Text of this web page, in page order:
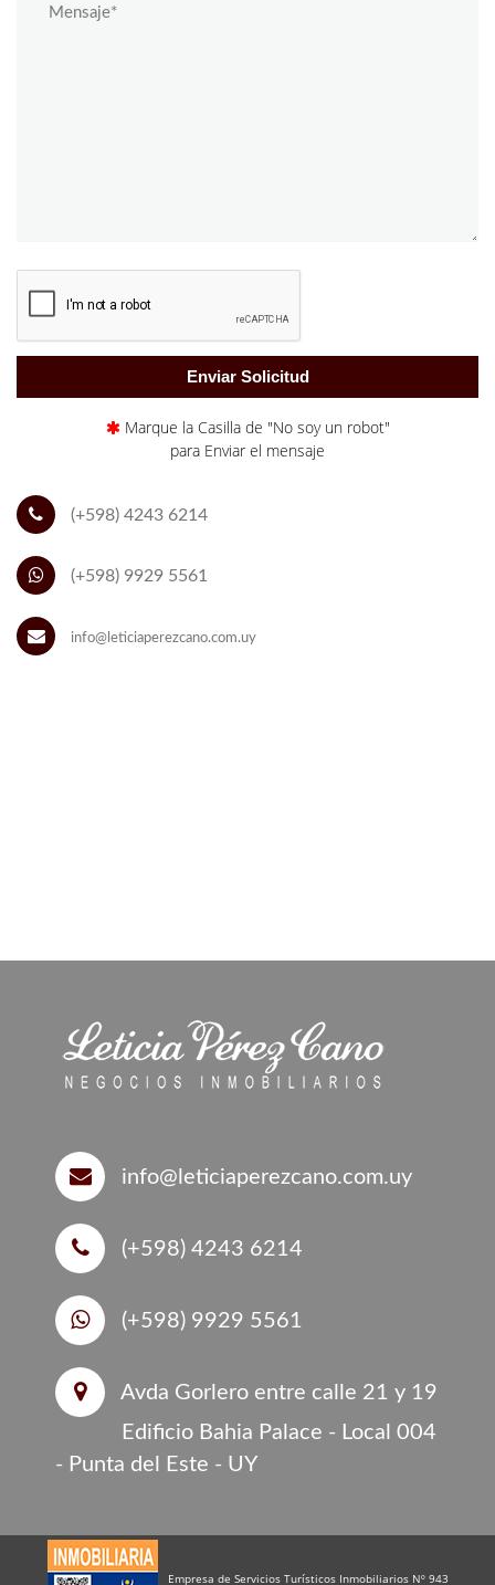
Marque la Casilla de "No soy un robot"
para Enviar el mensaje
(+598) 4243 6214
(+598) 9929 5561
info@leticiaperezcano.com.uy
info@leticiaperezcano.com.uy
(+598) 4243 6214
(+598) 9929 5561
Avda Gorlero entre calle 21 y 19
Edificio Bahia Palace - Local 004
- Punta del Este - UY
Empresa de Servicios Turísticos Inmobiliarios Nº 943